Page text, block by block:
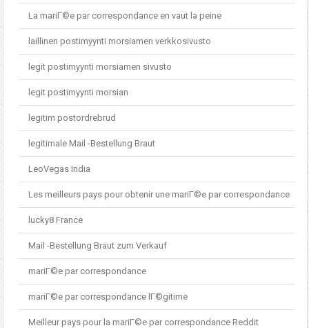
La mariГ©e par correspondance en vaut la peine
laillinen postimyynti morsiamen verkkosivusto
legit postimyynti morsiamen sivusto
legit postimyynti morsian
legitim postordrebrud
legitimale Mail -Bestellung Braut
LeoVegas India
Les meilleurs pays pour obtenir une mariГ©e par correspondance
lucky8 France
Mail -Bestellung Braut zum Verkauf
mariГ©e par correspondance
mariГ©e par correspondance lГ©gitime
Meilleur pays pour la mariГ©e par correspondance Reddit